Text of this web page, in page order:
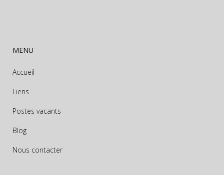
MENU
Accueil
Liens
Postes vacants
Blog
Nous contacter